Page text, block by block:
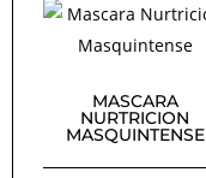
MASCARA
NURTRICION
MASQUINTENSE